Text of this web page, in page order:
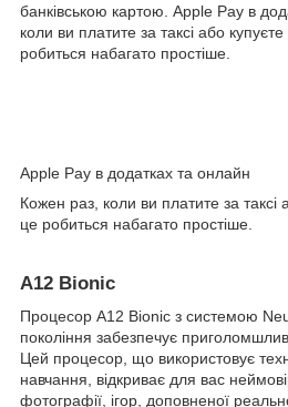
банківською картою. Apple Pay в
коли ви платите за таксі або купуєте
робиться набагато простіше.
Apple Pay в додатках та онлайн
Кожен раз, коли ви платите за таксі
це робиться набагато простіше.
A12 Bionic
Процесор A12 Bionic з системою
покоління забезпечує
Цей процесор, що використовує
навчання, відкриває для вас
фотографії, ігор, доповненої